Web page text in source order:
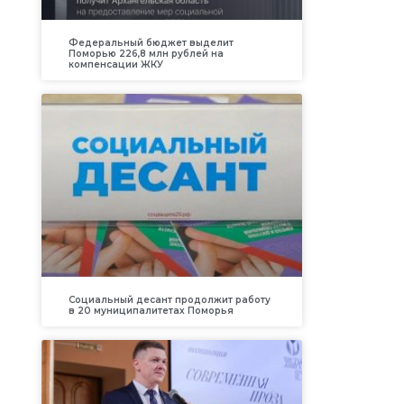
Федеральный бюджет выделит
Поморью 226,8 млн рублей на
компенсации ЖКУ
Социальный десант продолжит работу
в 20 муниципалитетах Поморья